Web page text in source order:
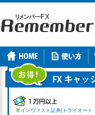
羊インヴァスト証券[トライオート